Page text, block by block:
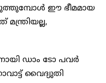
ഈ ഭീമമായ
ഡാം ടോ പവർ
വൈദ്യുതി